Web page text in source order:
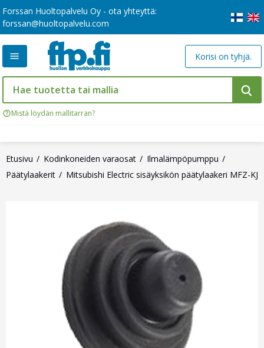
Forssan Huoltopalvelu Oy - ota yhteyttä:
forssan@huoltopalvelu.com
Mistä löydän mallitarran?
Korisi on tyhjä.
Etusivu Kodinkoneiden varaosat
Ilmalämpöpumppu
Päätylaakerit
Mitsubishi Electric sisäyksikön päätylaakeri MFZ-KJ